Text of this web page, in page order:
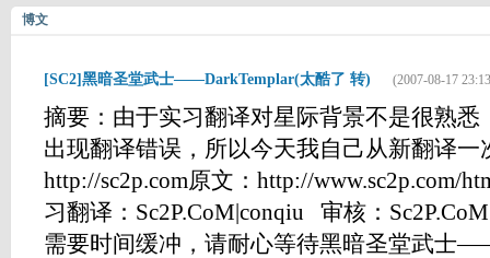
博文
[SC2]黑暗圣堂武士——DarkTemplar(太酷了 转) (2007-08-17
摘要：由于实习翻译对星际背景不是很熟悉
出现翻译错误，所以今天我自己从新翻译一
http://sc2p.com原文：http://www.sc2p.com/
习翻译：Sc2P.CoM|conqiu 审核：
需要时间缓冲，请耐心等待黑暗圣堂武士